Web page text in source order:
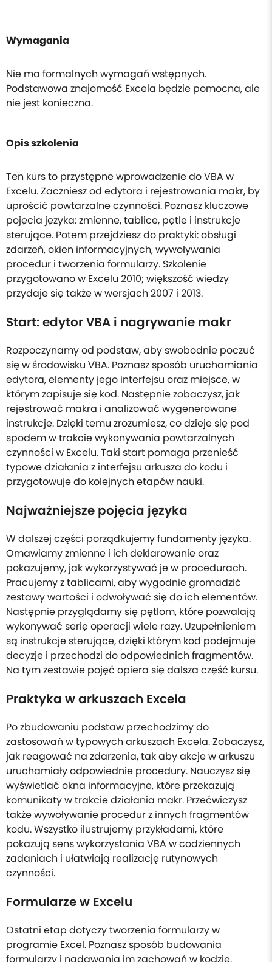
Wymagania
Nie ma formalnych wymagań wstępnych.
Podstawowa znajomość Excela będzie pomocna, ale
nie jest konieczna.
Opis szkolenia
Ten kurs to przystępne wprowadzenie do VBA w
Excelu. Zaczniesz od edytora i rejestrowania makr, by
uprościć powtarzalne czynności. Poznasz kluczowe
pojęcia języka: zmienne, tablice, pętle i instrukcje
sterujące. Potem przejdziesz do praktyki: obsługi
zdarzeń, okien informacyjnych, wywoływania
procedur i tworzenia formularzy. Szkolenie
przygotowano w Excelu 2010; większość wiedzy
przydaje się także w wersjach 2007 i 2013.
Start: edytor VBA i nagrywanie makr
Rozpoczynamy od podstaw, aby swobodnie poczuć
się w środowisku VBA. Poznasz sposób uruchamiania
edytora, elementy jego interfejsu oraz miejsce, w
którym zapisuje się kod. Następnie zobaczysz, jak
rejestrować makra i analizować wygenerowane
instrukcje. Dzięki temu zrozumiesz, co dzieje się pod
spodem w trakcie wykonywania powtarzalnych
czynności w Excelu. Taki start pomaga przenieść
typowe działania z interfejsu arkusza do kodu i
przygotowuje do kolejnych etapów nauki.
Najważniejsze pojęcia języka
W dalszej części porządkujemy fundamenty języka.
Omawiamy zmienne i ich deklarowanie oraz
pokazujemy, jak wykorzystywać je w procedurach.
Pracujemy z tablicami, aby wygodnie gromadzić
zestawy wartości i odwoływać się do ich elementów.
Następnie przyglądamy się pętlom, które pozwalają
wykonywać serię operacji wiele razy. Uzupełnieniem
są instrukcje sterujące, dzięki którym kod podejmuje
decyzje i przechodzi do odpowiednich fragmentów.
Na tym zestawie pojęć opiera się dalsza część kursu.
Praktyka w arkuszach Excela
Po zbudowaniu podstaw przechodzimy do
zastosowań w typowych arkuszach Excela. Zobaczysz,
jak reagować na zdarzenia, tak aby akcje w arkuszu
uruchamiały odpowiednie procedury. Nauczysz się
wyświetlać okna informacyjne, które przekazują
komunikaty w trakcie działania makr. Przećwiczysz
także wywoływanie procedur z innych fragmentów
kodu. Wszystko ilustrujemy przykładami, które
pokazują sens wykorzystania VBA w codziennych
zadaniach i ułatwiają realizację rutynowych
czynności.
Formularze w Excelu
Ostatni etap dotyczy tworzenia formularzy w
programie Excel. Poznasz sposób budowania
formularzy i nadawania im zachowań w kodzie.